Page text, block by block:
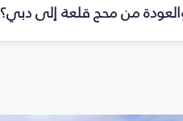
من محج قلعة إلى دبي؟